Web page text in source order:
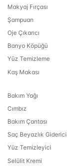
Makyaj Fırçası
Şampuan
Oje Çıkarıcı
Banyo Köpüğü
Yüz Temizleme
Kaş Makası
Bakım Yağı
Cımbız
Bakım Çantası
Saç Beyazlık Giderici
Yüz Temizleyici
Selülit Kremi